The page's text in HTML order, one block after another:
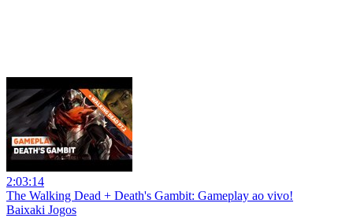
2:03:14
The Walking Dead + Death's Gambit: Gameplay ao vivo!
Baixaki Jogos